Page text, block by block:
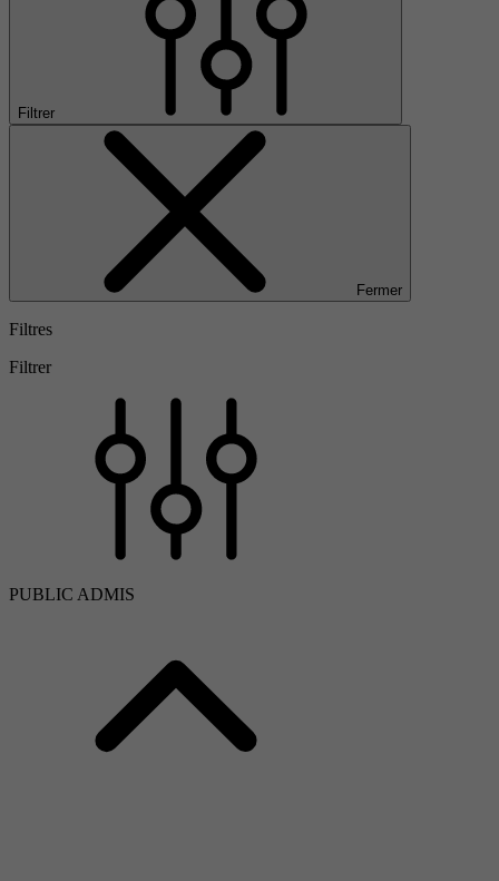
Filtrer
Fermer
Filtres
Filtrer
PUBLIC ADMIS